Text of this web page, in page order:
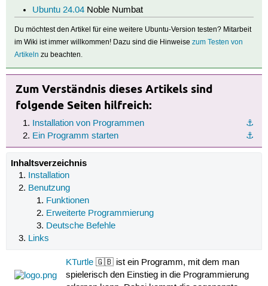
Ubuntu 24.04Noble Numbat
Du möchtest den Artikel für eine weitere Ubuntu-Version testen? Mitarbeit
im Wiki ist immer willkommen! Dazu sind die Hinweisezum Testen von
Artikeln zu beachten.
Zum Verständnis dieses Artikels sind
folgende Seiten hilfreich:
⚓︎
Installation von Programmen
⚓︎
Ein Programm starten
Inhaltsverzeichnis
Installation
Benutzung
Funktionen
Erweiterte Programmierung
Deutsche Befehle
Links
KTurtle 🇬🇧 ist ein Programm, mit dem man
spielerisch den Einstieg in die Programmierung